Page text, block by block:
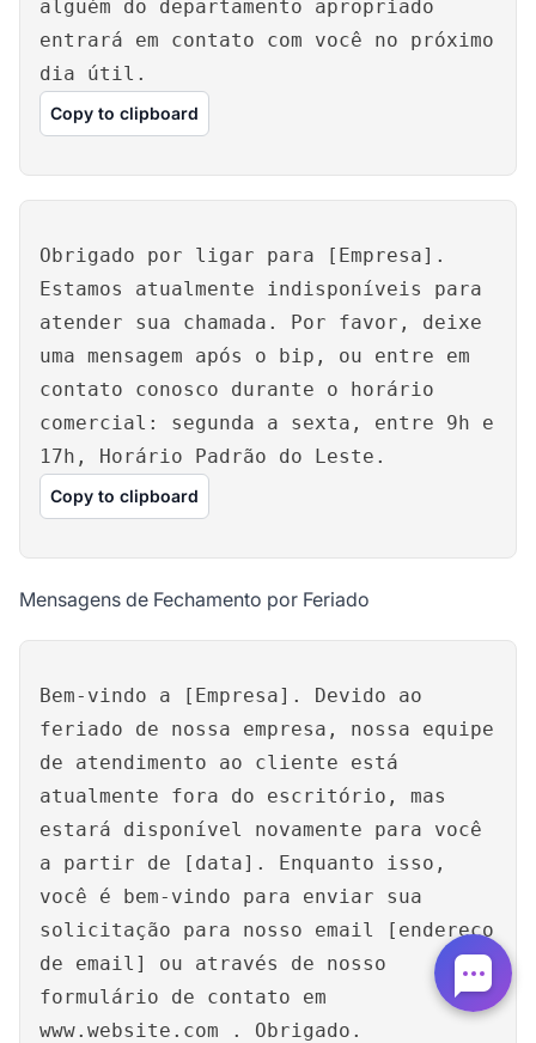
alguém do departamento apropriado
entrará em contato com você no próximo
dia útil.
Copy to clipboard
Obrigado por ligar para [Empresa].
Estamos atualmente indisponíveis para
atender sua chamada. Por favor, deixe
uma mensagem após o bip, ou entre em
contato conosco durante o horário
comercial: segunda a sexta, entre 9h e
17h, Horário Padrão do Leste.
Copy to clipboard
Mensagens de Fechamento por Feriado
Bem-vindo a [Empresa]. Devido ao
feriado de nossa empresa, nossa equipe
de atendimento ao cliente está
atualmente fora do escritório, mas
estará disponível novamente para você
a partir de [data]. Enquanto isso,
você é bem-vindo para enviar sua
solicitação para nosso email [endereço
de email] ou através de nosso
formulário de contato em
www.website.com . Obrigado.